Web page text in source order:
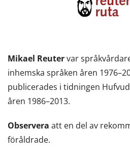
Mikael Reutervar
inhemska språken åren
publicerades i tidningen
åren 1986–2013.
Observera att en del av
föråldrade.